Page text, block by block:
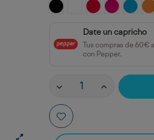
NEGRO BLANCOROJO ROSETON
Date un capricho
Tus compras de
con Pepper.